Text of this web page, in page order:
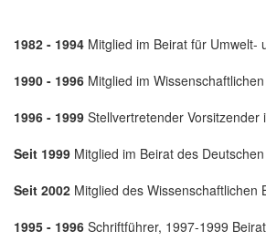
1982 - 1994 Mitglied im Beirat für Umwelt-
1990 - 1996 Mitglied im
1996 - 1999 Stellvertretender Vorsitzender
Seit 1999 Mitglied im Beirat des
Seit 2002 Mitglied des Wissenschaftlichen
1995 - 1996 Schriftführer, 1997-1999